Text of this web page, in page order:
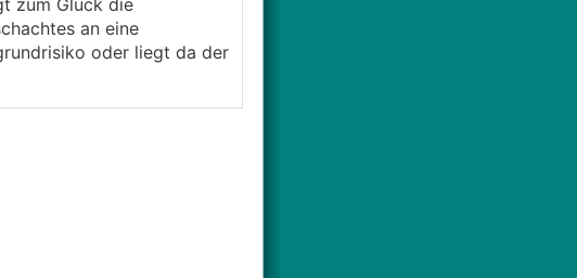
zum Glück die
an eine
oder liegt da der